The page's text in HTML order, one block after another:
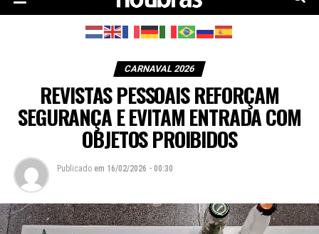
CARNAVAL 2026
REVISTAS PESSOAIS REFORÇAM
SEGURANÇA E EVITAM ENTRADA COM
OBJETOS PROIBIDOS
Publicado em 16/02/2026 - 00:30